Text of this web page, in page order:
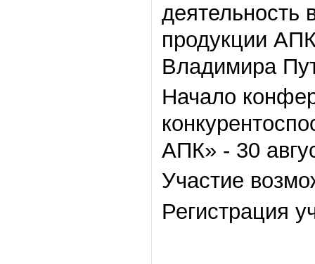
деятельность
продукции
Владимира
Начало
АПК» - 30
Участие
Регистрация